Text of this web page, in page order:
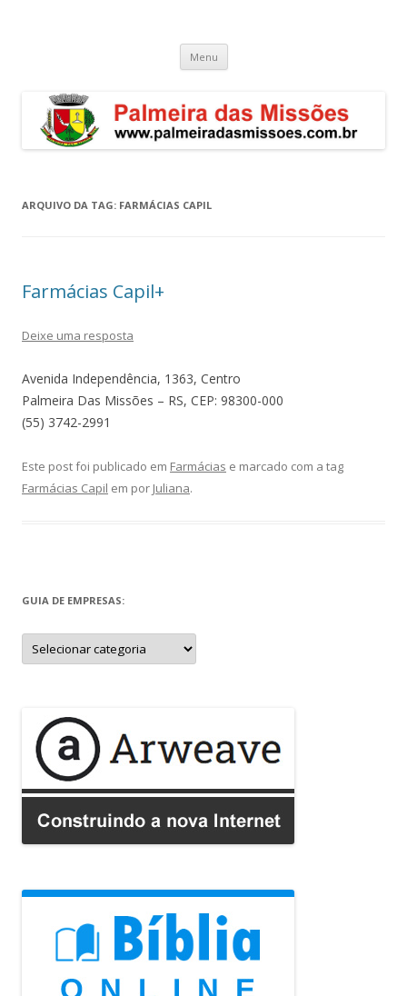
Menu Pular
o
ARQUIVO DA TAG: FARMÁCIAS CAPIL
Farmácias Capil+
Deixe uma resposta
Avenida Independência, 1363, Centro
Palmeira Das Missões – RS, CEP: 98300-000
(55) 3742-2991
Este post foi publicado em Farmácias e marcado com a tag
Farmácias Capil em por Juliana.
GUIA DE EMPRESAS:
Guia
de
Empresas: